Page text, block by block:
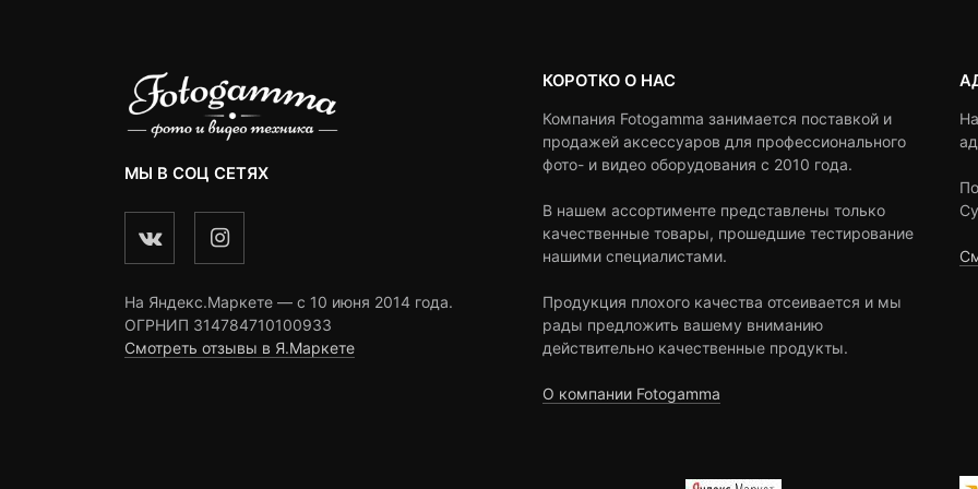
МЫ В СОЦ СЕТЯХ
На Яндекс.Маркете — c 10 июня 2014 года.
ОГРНИП 314784710100933
Смотреть отзывы в Я.Маркете
КОРОТКО О НАС
Компания Fotogamma занимается поставкой и
продажей аксессуаров для профессионального
фото- и видео оборудования с 2010 года.
В нашем ассортименте представлены только
качественные товары, прошедшие тестирование
нашими специалистами.
Продукция плохого качества отсеивается и мы
рады предложить вашему вниманию
действительно качественные продукты.
О компании Fotogamma